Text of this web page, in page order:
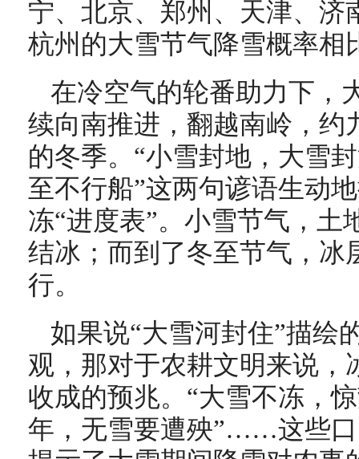
宁、北京、郑州、天津、济
杭州的大雪节气降雪概率相
在冷空气的轮番助力下，
续向南推进，翻越南岭，约
的冬季。“小雪封地，大雪
至不行船”这两句谚语生动
冻“进度表”。小雪节气，土
结冰；而到了冬至节气，冰
行。
如果说“大雪河封住”描绘
观，那对于农耕文明来说，
收成的预兆。“大雪不冻，
年，无雪要遭殃”……这些